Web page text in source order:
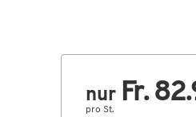
nur Fr.
pro St.